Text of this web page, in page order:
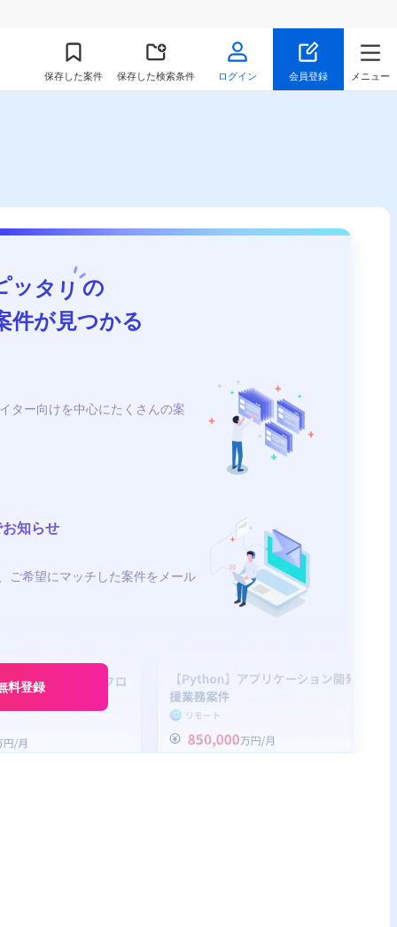
保存した案件 保存した検索条件 ログイン 会員登録 メニュー
ッタリの
件が見つかる
ター向けを中心にたくさんの案
知らせ
ご希望にマッチした案件をメール
料登録